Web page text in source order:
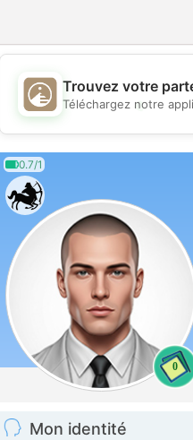
💖
Trouvez votre
Téléchargez notre
0.7/1
0
Mon identité